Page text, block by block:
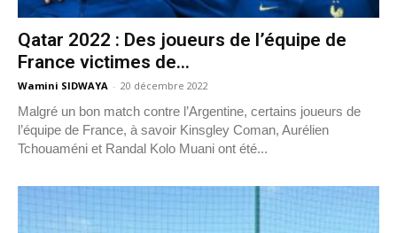
Qatar 2022 : Des joueurs de l’équipe de
France victimes de...
Wamini SIDWAYA - 20 décembre 2022
Malgré un bon match contre l’Argentine, certains joueurs de
l’équipe de France, à savoir Kinsgley Coman, Aurélien
Tchouaméni et Randal Kolo Muani ont été...